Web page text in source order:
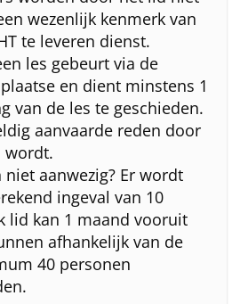
wezenlijk kenmerk van
te leveren dienst.
les gebeurt via de
en dient minstens 1
van de les te geschieden.
aanvaarde reden door
wordt.
niet aanwezig? Er wordt
ingeval van 10
lid kan 1 maand vooruit
afhankelijk van de
40 personen